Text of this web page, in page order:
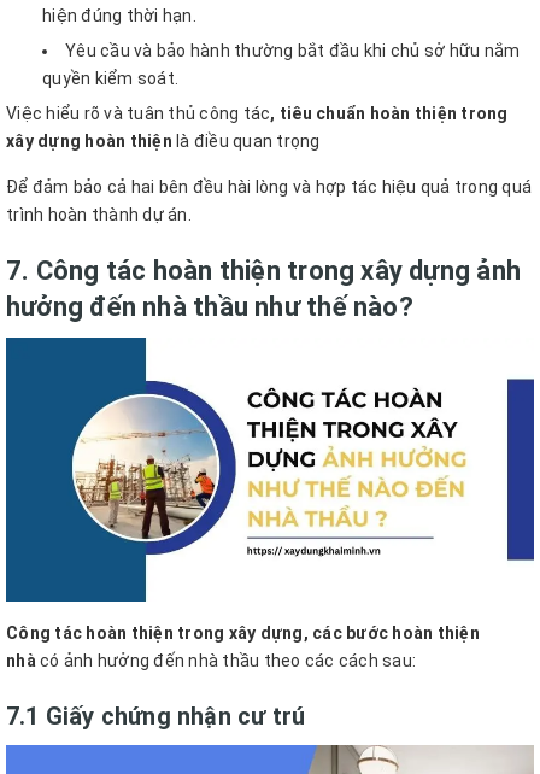
hiện đúng thời hạn.
Yêu cầu và bảo hành thường bắt đầu khi chủ sở hữu nắm
quyền kiểm soát.
Việc hiểu rõ và tuân thủ công tác, tiêu chuẩn hoàn thiện trong
xây dựng hoàn thiện là điều quan trọng
Để đảm bảo cả hai bên đều hài lòng và hợp tác hiệu quả trong quá
trình hoàn thành dự án.
7. Công tác hoàn thiện trong xây dựng ảnh
hưởng đến nhà thầu như thế nào?
Công tác hoàn thiện trong xây dựng, các bước hoàn thiện
nhà có ảnh hưởng đến nhà thầu theo các cách sau:
7.1 Giấy chứng nhận cư trú